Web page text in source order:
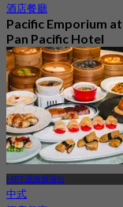
酒店餐廳
Pacific Emporium at
Pan Pacific Hotel
Singapore
最新
4.2
起S$ 32.35
MRT 濱海廣場站
中式